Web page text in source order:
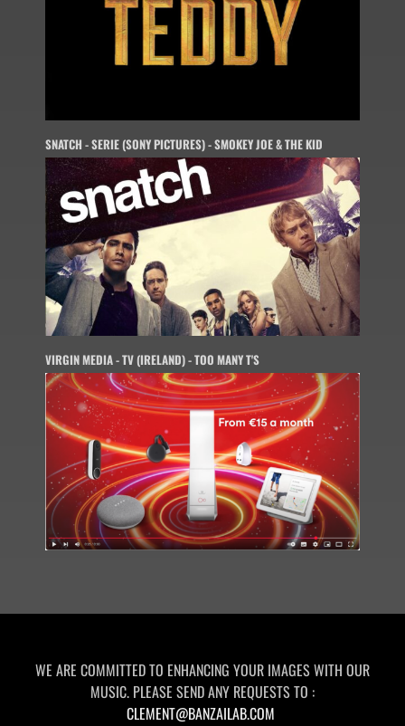
SNATCH - SERIE (SONY PICTURES) - SMOKEY JOE & THE KID
VIRGIN MEDIA - TV (IRELAND) - TOO MANY T'S
WE ARE COMMITTED TO ENHANCING YOUR IMAGES WITH OUR
MUSIC. PLEASE SEND ANY REQUESTS TO :
CLEMENT@BANZAILAB.COM